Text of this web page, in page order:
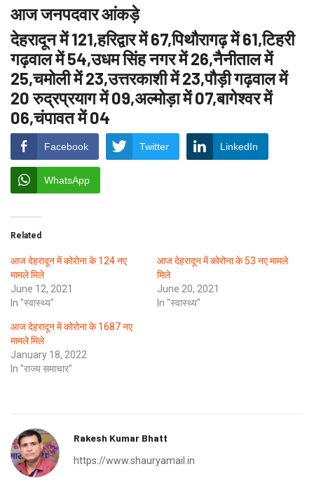
आज जनपदवार आंकड़े
देहरादून में 121,हरिद्वार में 67,पिथौरागढ़ में 61,टिहरी
गढ़वाल में 54,उधम सिंह नगर में 26,नैनीताल में
25,चमोली में 23,उत्तरकाशी में 23,पौड़ी गढ़वाल में
20 रुद्रप्रयाग में 09,अल्मोड़ा में 07,बागेश्वर में
06,चंपावत में 04
Facebook Twitter LinkedIn
WhatsApp
Related
आज देहरादून में कोरोना के 124 नए
मामले मिले
June 12, 2021
In "स्वास्थ्य"
आज देहरादून में कोरोना के 53 नए मामले
मिले
June 20, 2021
In "स्वास्थ्य"
आज देहरादून में कोरोना के 1687 नए
मामले मिले
January 18, 2022
In "राज्य समाचार"
Rakesh Kumar Bhatt
https://www.shauryamail.in